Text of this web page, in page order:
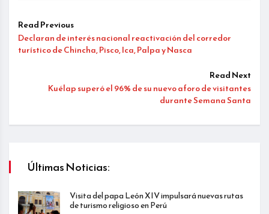
Read Previous
Declaran de interés nacional reactivación del corredor
turístico de Chincha, Pisco, Ica, Palpa y Nasca
Read Next
Kuélap superó el 96% de su nuevo aforo de visitantes
durante Semana Santa
Últimas Noticias:
Visita del papa León XIV impulsará nuevas rutas
de turismo religioso en Perú